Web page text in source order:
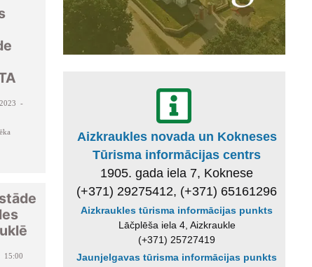
-
15:00
Aizkraukles novada un Kokneses
Tūrisma informācijas centrs
1905. gada iela 7, Koknese
(+371) 29275412, (+371) 65161296
Aizkraukles tūrisma informācijas punkts
Lāčplēša iela 4, Aizkraukle
(+371) 25727419
Jaunjelgavas tūrisma informācijas punkts